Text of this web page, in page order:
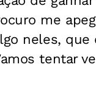
me
neles,
tentar